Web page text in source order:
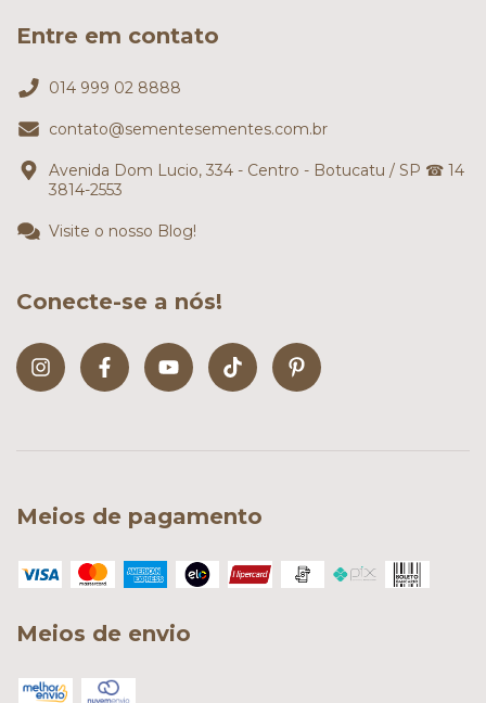
Entre em contato
014 999 02 8888
contato@sementesementes.com.br
Avenida Dom Lucio, 334 - Centro - Botucatu / SP ☎ 14
3814-2553
Visite o nosso Blog!
Conecte-se a nós!
Meios de pagamento
Meios de envio